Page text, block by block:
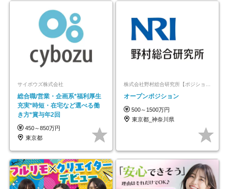
サイボウズ株式会社
総合職/営業・企画系*福利厚生
充実*時短・在宅など選べる働
き方*賞与年2回
450～850万円
東京都
オープンポジション
500～1500万円
東京都_神奈川県